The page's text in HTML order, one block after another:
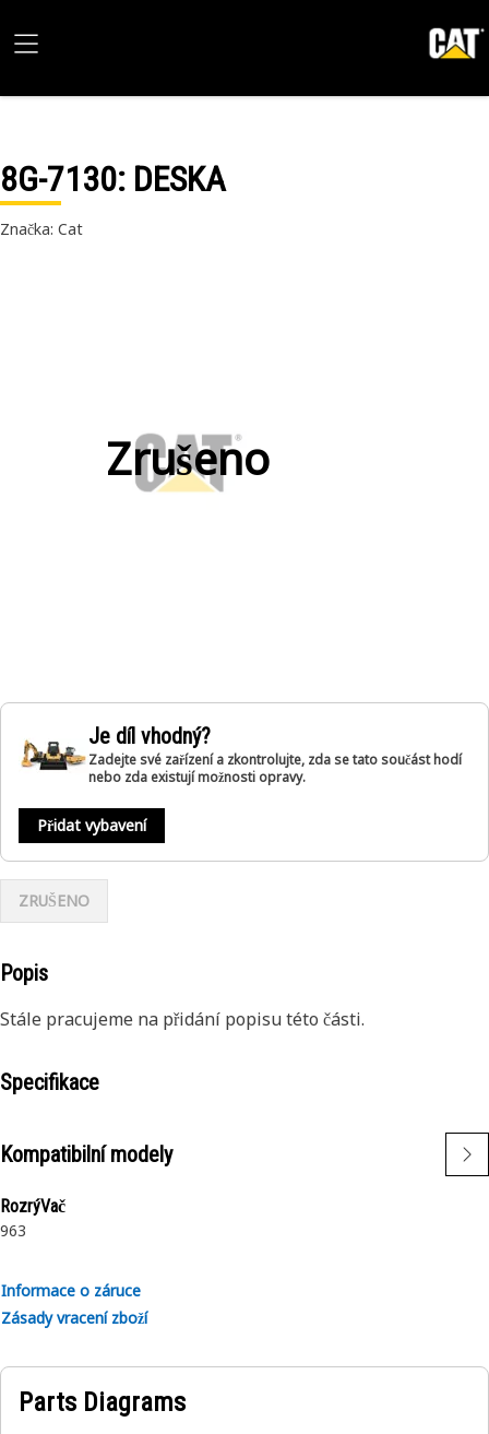
8G-7130: DESKA
Značka: Cat
Zrušeno
Je díl vhodný?
Zadejte své zařízení a zkontrolujte, zda se tato součást hodí
nebo zda existují možnosti opravy.
Přidat vybavení
ZRUŠENO
Popis
Stále pracujeme na přidání popisu této části.
Specifikace
Kompatibilní modely
RozrýVač
963
Informace o záruce
Zásady vracení zboží
Parts Diagrams